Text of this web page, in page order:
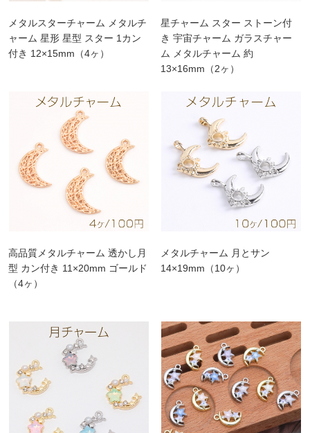
メタルスターチャーム メタルチ
ャーム 星形 星型 スター 1カン
付き 12×15mm（4ヶ）
星チャーム スター ストーン付
き 宇宙チャーム ガラスチャー
ム メタルチャーム 約
13×16mm（2ヶ）
高品質メタルチャーム 透かし月
型 カン付き 11×20mm ゴールド
（4ヶ）
メタルチャーム 月とサン
14×19mm（10ヶ）